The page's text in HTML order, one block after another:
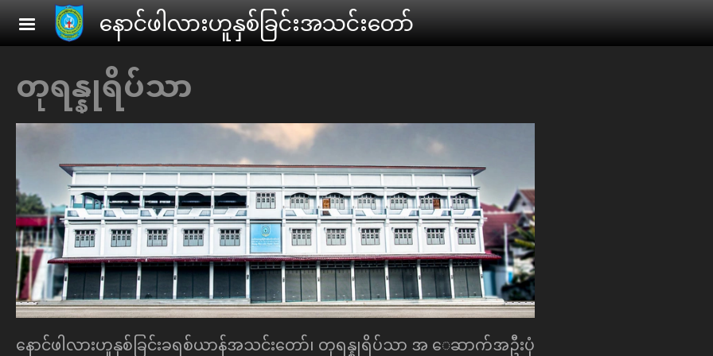
Skip to main contentေနာင်ဖါလားဟူနှစ်ခြင်းအသင်းေတာ်
တုရန္နုရိပ်သာ
ေနာင်ဖါလားဟူနှစ်ခြင်းခရစ်ယာန်အသင်းေတာ်၊ တုရန္နုရိပ်သာ အ ေဆာက်အဦးပုံ